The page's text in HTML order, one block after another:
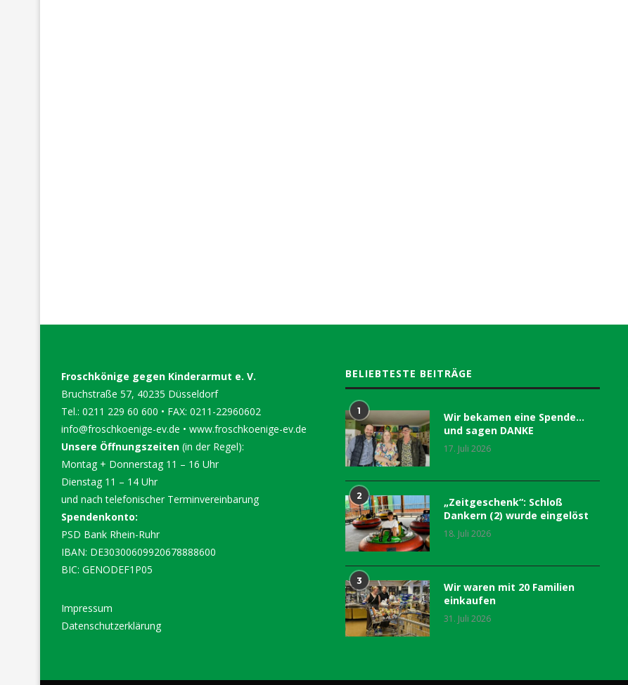
Froschkönige gegen Kinderarmut e. V.
Bruchstraße 57, 40235 Düsseldorf
Tel.: 0211 229 60 600 • FAX: 0211-22960602
info@froschkoenige-ev.de • www.froschkoenige-ev.de
Unsere Öffnungszeiten (in der Regel):
Montag + Donnerstag 11 – 16 Uhr
Dienstag 11 – 14 Uhr
und nach telefonischer Terminvereinbarung
Spendenkonto:
PSD Bank Rhein-Ruhr
IBAN: DE30300609920678888600
BIC: GENODEF1P05
Impressum
Datenschutzerklärung
BELIEBTESTE BEITRÄGE
1
Wir bekamen eine Spende…
und sagen DANKE
17. Juli 2026
2
„Zeitgeschenk“: Schloß
Dankern (2) wurde eingelöst
18. Juli 2026
3
Wir waren mit 20 Familien
einkaufen
31. Juli 2026